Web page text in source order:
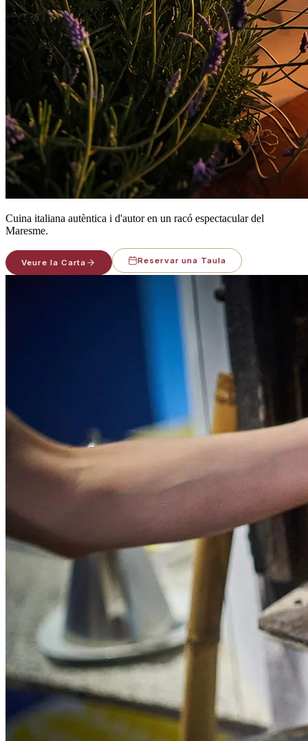
Cuina italiana autèntica i d'autor en un racó espectacular del
Maresme.
Veure la Carta Reservar una Taula